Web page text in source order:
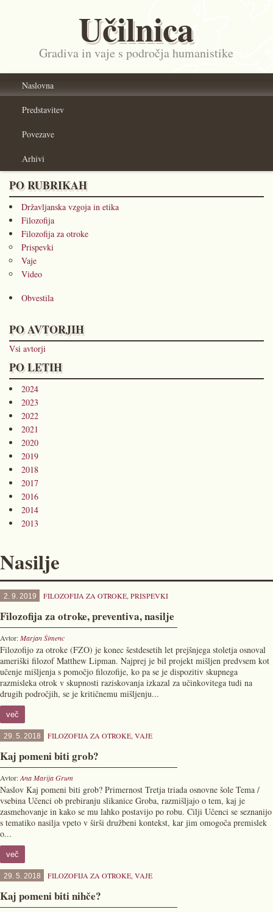
Učilnica
Gradiva in vaje s področja humanistike
Naslovna
Predstavitev
Povezave
Arhivi
PO RUBRIKAH
Državljanska vzgoja in etika
Filozofija
Filozofija za otroke
Prispevki
Vaje
Video
Obvestila
PO AVTORJIH
Vsi avtorji
PO LETIH
2024
2023
2022
2021
2020
2019
2018
2017
2016
2014
2013
Nasilje
2. 9. 2019 FILOZOFIJA ZA OTROKE, PRISPEVKI
Filozofija za otroke, preventiva, nasilje
Avtor:Marjan Šimenc
Filozofijo za otroke (FZO) je konec šestdesetih let prejšnjega stoletja osnoval
ameriški filozof Matthew Lipman. Najprej je bil projekt mišljen predvsem kot
učenje mišljenja s pomočjo filozofije, ko pa se je dispozitiv skupnega
razmisleka otrok v skupnosti raziskovanja izkazal za učinkovitega tudi na
drugih področjih, se je kritičnemu mišljenju...
več
29. 5. 2018 FILOZOFIJA ZA OTROKE, VAJE
Kaj pomeni biti grob?
Avtor:Ana Marija Grum
Naslov Kaj pomeni biti grob? Primernost Tretja triada osnovne šole Tema /
vsebina Učenci ob prebiranju slikanice Groba, razmišljajo o tem, kaj je
zasmehovanje in kako se mu lahko postavijo po robu. Cilji Učenci se seznanijo
s tematiko nasilja vpeto v širši družbeni kontekst, kar jim omogoča premislek
o...
več
29. 5. 2018 FILOZOFIJA ZA OTROKE, VAJE
Kaj pomeni biti nihče?